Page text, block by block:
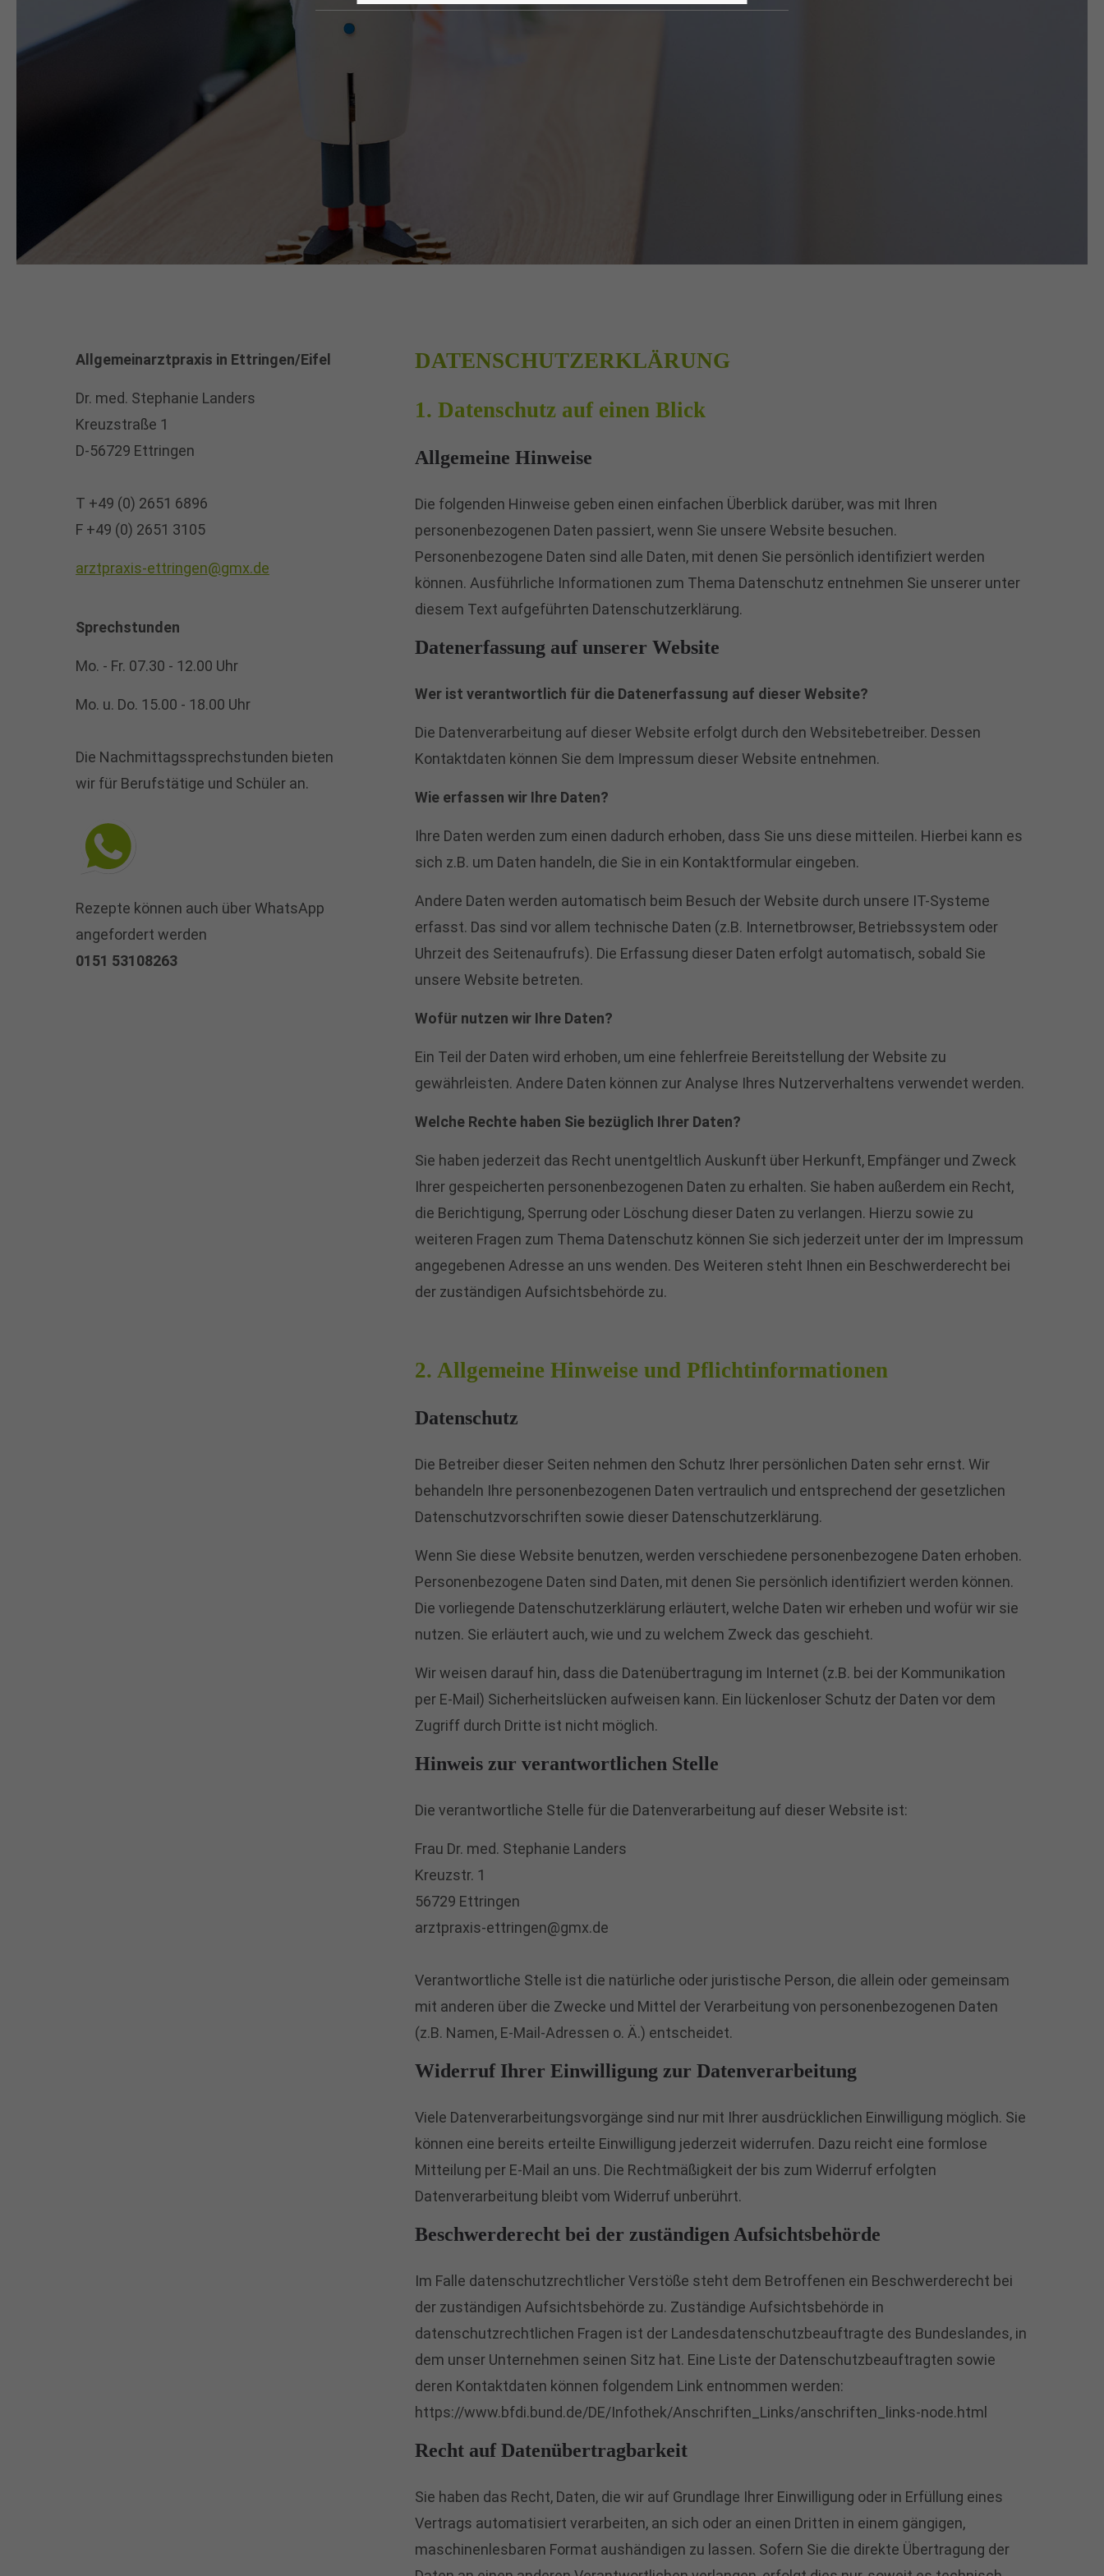
Allgemeinarztpraxis in Ettringen/Eifel
Dr. med. Stephanie Landers
Kreuzstraße 1
D-56729 Ettringen
T +49 (0) 2651 6896
F +49 (0) 2651 3105
arztpraxis-ettringen@gmx.de
Sprechstunden
Mo. - Fr. 07.30 - 12.00 Uhr
Mo. u. Do. 15.00 - 18.00 Uhr
Die Nachmittagssprechstunden bieten
wir für Berufstätige und Schüler an.
Rezepte können auch über WhatsApp
angefordert werden
0151 53108263
DATENSCHUTZERKLÄRUNG
1. Datenschutz auf einen Blick
Allgemeine Hinweise
Die folgenden Hinweise geben einen einfachen Überblick darüber, was mit Ihren
personenbezogenen Daten passiert, wenn Sie unsere Website besuchen.
Personenbezogene Daten sind alle Daten, mit denen Sie persönlich identifiziert werden
können. Ausführliche Informationen zum Thema Datenschutz entnehmen Sie unserer unter
diesem Text aufgeführten Datenschutzerklärung.
Datenerfassung auf unserer Website
Wer ist verantwortlich für die Datenerfassung auf dieser Website?
Die Datenverarbeitung auf dieser Website erfolgt durch den Websitebetreiber. Dessen
Kontaktdaten können Sie dem Impressum dieser Website entnehmen.
Wie erfassen wir Ihre Daten?
Ihre Daten werden zum einen dadurch erhoben, dass Sie uns diese mitteilen. Hierbei kann es
sich z.B. um Daten handeln, die Sie in ein Kontaktformular eingeben.
Andere Daten werden automatisch beim Besuch der Website durch unsere IT-Systeme
erfasst. Das sind vor allem technische Daten (z.B. Internetbrowser, Betriebssystem oder
Uhrzeit des Seitenaufrufs). Die Erfassung dieser Daten erfolgt automatisch, sobald Sie
unsere Website betreten.
Wofür nutzen wir Ihre Daten?
Ein Teil der Daten wird erhoben, um eine fehlerfreie Bereitstellung der Website zu
gewährleisten. Andere Daten können zur Analyse Ihres Nutzerverhaltens verwendet werden.
Welche Rechte haben Sie bezüglich Ihrer Daten?
Sie haben jederzeit das Recht unentgeltlich Auskunft über Herkunft, Empfänger und Zweck
Ihrer gespeicherten personenbezogenen Daten zu erhalten. Sie haben außerdem ein Recht,
die Berichtigung, Sperrung oder Löschung dieser Daten zu verlangen. Hierzu sowie zu
weiteren Fragen zum Thema Datenschutz können Sie sich jederzeit unter der im Impressum
angegebenen Adresse an uns wenden. Des Weiteren steht Ihnen ein Beschwerderecht bei
der zuständigen Aufsichtsbehörde zu.
2. Allgemeine Hinweise und Pflichtinformationen
Datenschutz
Die Betreiber dieser Seiten nehmen den Schutz Ihrer persönlichen Daten sehr ernst. Wir
behandeln Ihre personenbezogenen Daten vertraulich und entsprechend der gesetzlichen
Datenschutzvorschriften sowie dieser Datenschutzerklärung.
Wenn Sie diese Website benutzen, werden verschiedene personenbezogene Daten erhoben.
Personenbezogene Daten sind Daten, mit denen Sie persönlich identifiziert werden können.
Die vorliegende Datenschutzerklärung erläutert, welche Daten wir erheben und wofür wir sie
nutzen. Sie erläutert auch, wie und zu welchem Zweck das geschieht.
Wir weisen darauf hin, dass die Datenübertragung im Internet (z.B. bei der Kommunikation
per E-Mail) Sicherheitslücken aufweisen kann. Ein lückenloser Schutz der Daten vor dem
Zugriff durch Dritte ist nicht möglich.
Hinweis zur verantwortlichen Stelle
Die verantwortliche Stelle für die Datenverarbeitung auf dieser Website ist:
Frau Dr. med. Stephanie Landers
Kreuzstr. 1
56729 Ettringen
arztpraxis-ettringen@gmx.de
Verantwortliche Stelle ist die natürliche oder juristische Person, die allein oder gemeinsam
mit anderen über die Zwecke und Mittel der Verarbeitung von personenbezogenen Daten
(z.B. Namen, E-Mail-Adressen o. Ä.) entscheidet.
Widerruf Ihrer Einwilligung zur Datenverarbeitung
Viele Datenverarbeitungsvorgänge sind nur mit Ihrer ausdrücklichen Einwilligung möglich. Sie
können eine bereits erteilte Einwilligung jederzeit widerrufen. Dazu reicht eine formlose
Mitteilung per E-Mail an uns. Die Rechtmäßigkeit der bis zum Widerruf erfolgten
Datenverarbeitung bleibt vom Widerruf unberührt.
Beschwerderecht bei der zuständigen Aufsichtsbehörde
Im Falle datenschutzrechtlicher Verstöße steht dem Betroffenen ein Beschwerderecht bei
der zuständigen Aufsichtsbehörde zu. Zuständige Aufsichtsbehörde in
datenschutzrechtlichen Fragen ist der Landesdatenschutzbeauftragte des Bundeslandes, in
dem unser Unternehmen seinen Sitz hat. Eine Liste der Datenschutzbeauftragten sowie
deren Kontaktdaten können folgendem Link entnommen werden:
https://www.bfdi.bund.de/DE/Infothek/Anschriften_Links/anschriften_links-node.html
Recht auf Datenübertragbarkeit
Sie haben das Recht, Daten, die wir auf Grundlage Ihrer Einwilligung oder in Erfüllung eines
Vertrags automatisiert verarbeiten, an sich oder an einen Dritten in einem gängigen,
maschinenlesbaren Format aushändigen zu lassen. Sofern Sie die direkte Übertragung der